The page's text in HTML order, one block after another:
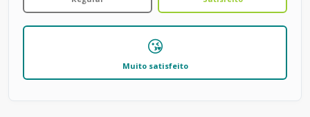
😘
Muito satisfeito